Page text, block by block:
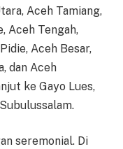
Aceh Tamiang,
Aceh Tengah,
Aceh Besar,
dan Aceh
ke Gayo Lues,
seremonial. Di